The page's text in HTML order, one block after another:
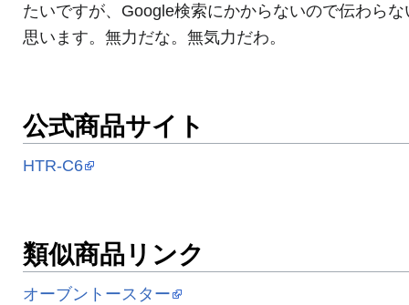
たいですが、Google検索にかからないので伝わらな
思います。無力だな。無気力だわ。
公式商品サイト
HTR-C6
類似商品リンク
オーブントースター